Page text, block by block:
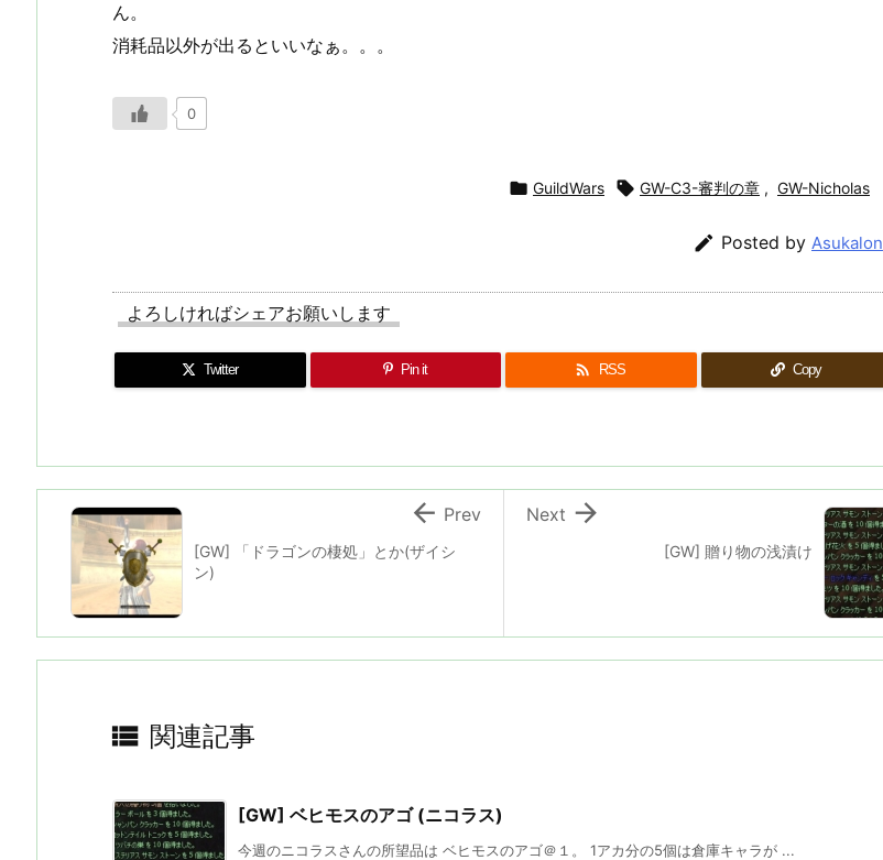
ん。
消耗品以外が出るといいなぁ。。。
0
 GuildWars  GW-C3-審判の章 , GW-Nicholas
 Posted by Asukalon
よろしければシェアお願いします
Twitter Pin it  RSS Copy
[GW] 贈り物の浅漬け

Next
[GW] 「ドラゴンの棲処」とか(ザイシ
ン)
 Prev
 関連記事
[GW] ベヒモスのアゴ (ニコラス)
今週のニコラスさんの所望品は ベヒモスのアゴ＠１。 1アカ分の5個は倉庫キャラが ...